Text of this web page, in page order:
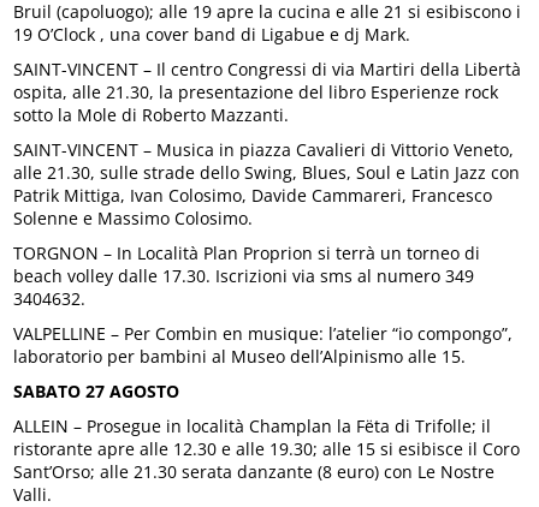
Bruil (capoluogo); alle 19 apre la cucina e alle 21 si esibiscono i
19 O’Clock , una cover band di Ligabue e dj Mark.
SAINT-VINCENT – Il centro Congressi di via Martiri della Libertà
ospita, alle 21.30, la presentazione del libro Esperienze rock
sotto la Mole di Roberto Mazzanti.
SAINT-VINCENT – Musica in piazza Cavalieri di Vittorio Veneto,
alle 21.30, sulle strade dello Swing, Blues, Soul e Latin Jazz con
Patrik Mittiga, Ivan Colosimo, Davide Cammareri, Francesco
Solenne e Massimo Colosimo.
TORGNON – In Località Plan Proprion si terrà un torneo di
beach volley dalle 17.30. Iscrizioni via sms al numero 349
3404632.
VALPELLINE – Per Combin en musique: l’atelier “io compongo”,
laboratorio per bambini al Museo dell’Alpinismo alle 15.
SABATO 27 AGOSTO
ALLEIN – Prosegue in località Champlan la Fëta di Trifolle; il
ristorante apre alle 12.30 e alle 19.30; alle 15 si esibisce il Coro
Sant’Orso; alle 21.30 serata danzante (8 euro) con Le Nostre
Valli.